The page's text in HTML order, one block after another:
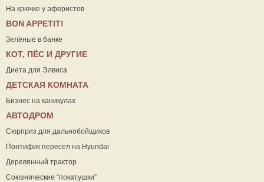
На крючке у аферистов
ВON APPETIT!
Зелёные в банке
КОТ, ПЁС И ДРУГИЕ
Диета для Элвиса
ДЕТСКАЯ КОМНАТА
Бизнес на каникулах
АВТОДРОМ
Сюрприз для дальнобойщиков
Понтифик пересел на Hyundai
Деревянный трактор
Союзнические “покатушки”